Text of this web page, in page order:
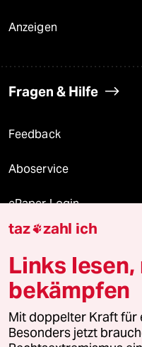
Anzeigen
Fragen & Hilfe
Feedback
Aboservice
ePaper Login
Downloads für
© 2026 taz Verlags und
Alle Rechte vorbehalten. Bei
wenden Sie sich bitte an
taz zahl ich
Links
bekämpfen
Mit doppelter Kraft für
Besonders jetzt